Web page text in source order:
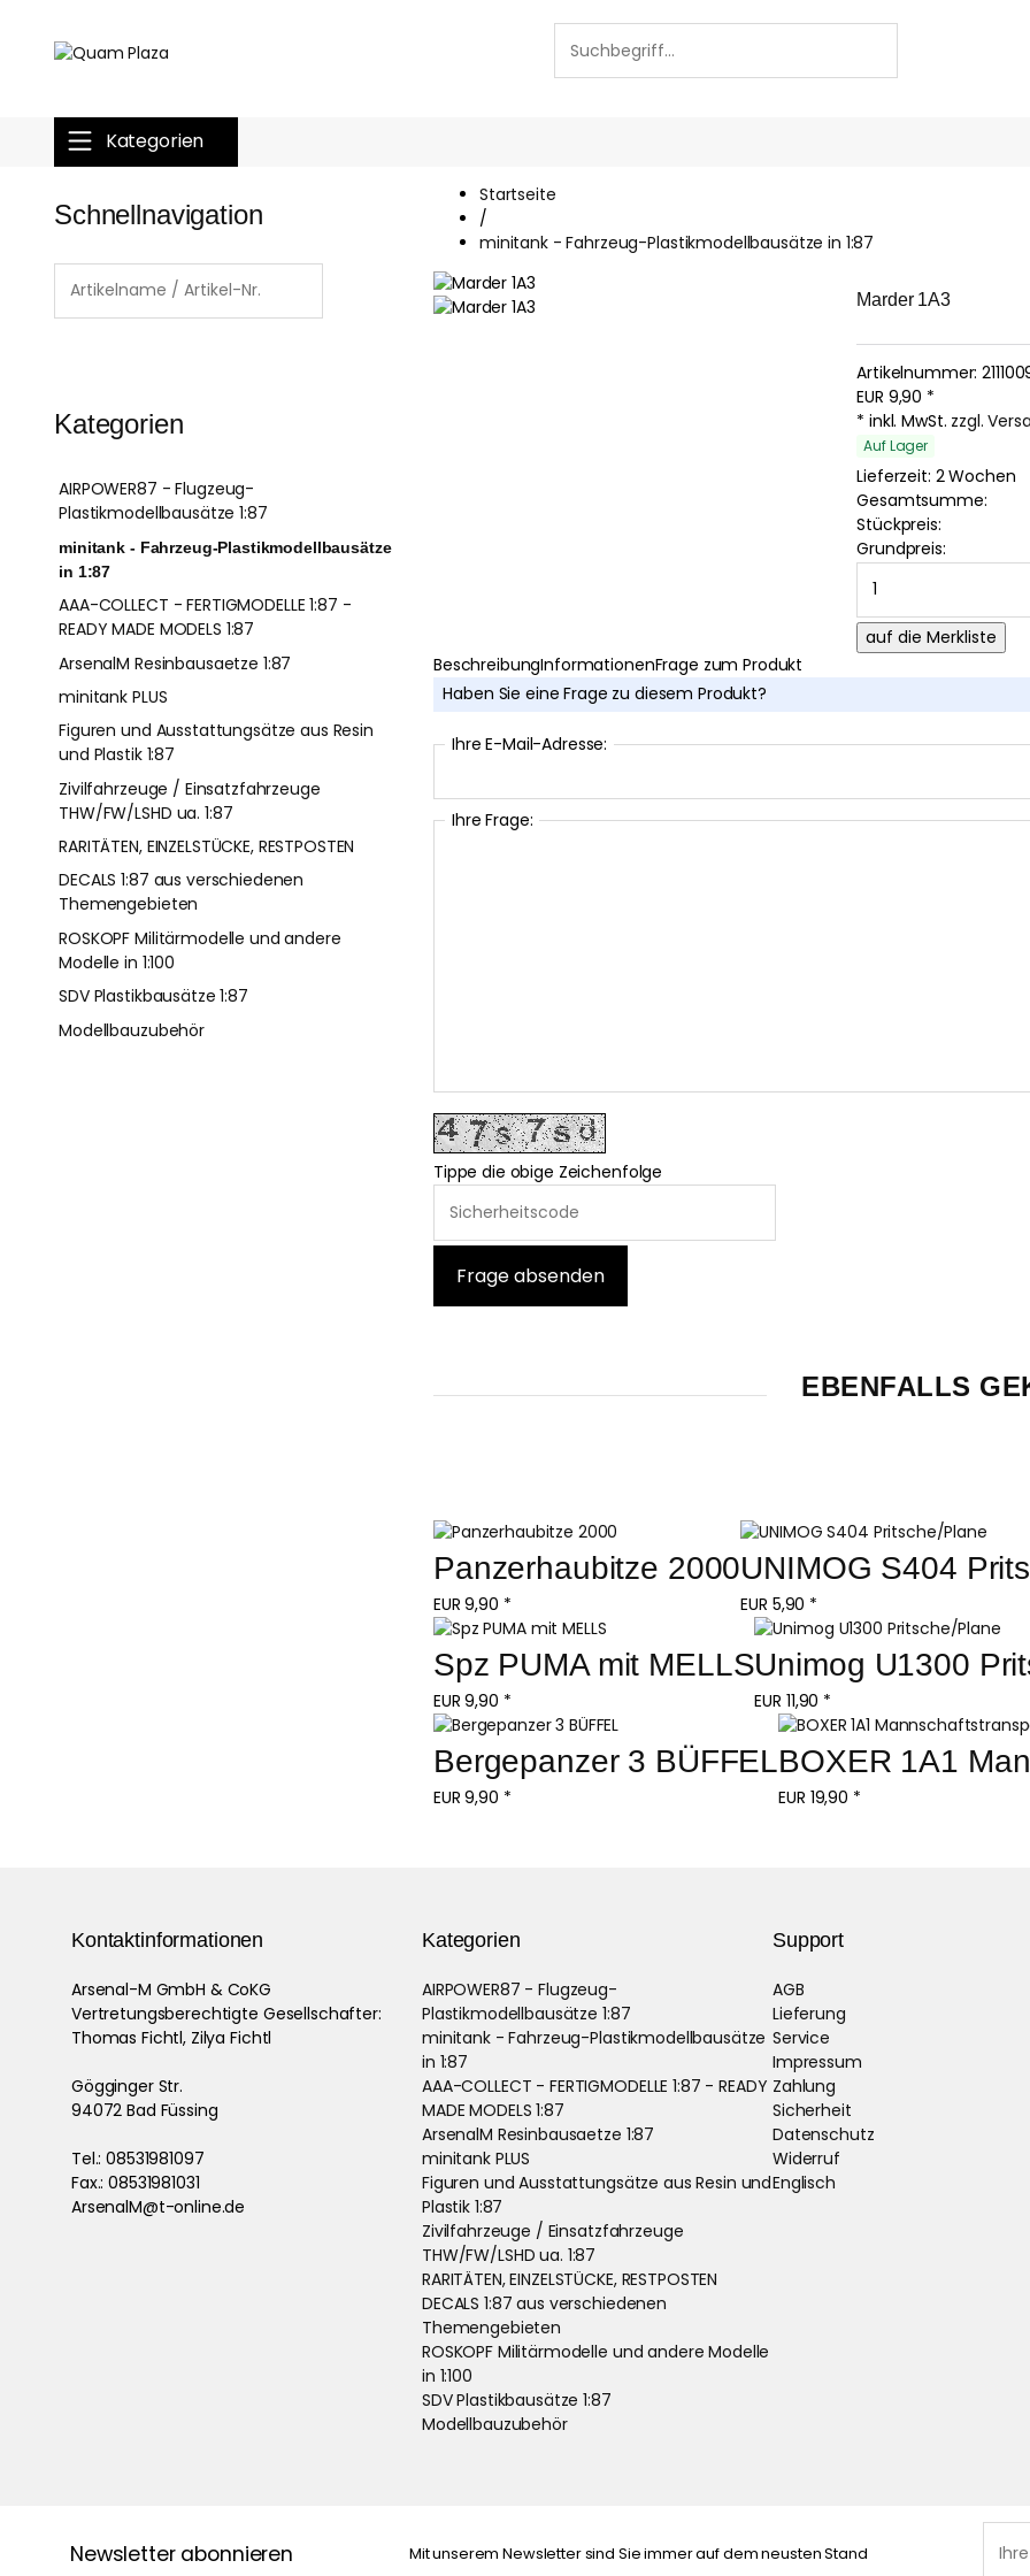
Kategorien
Startseite
/
minitank - Fahrzeug-Plastikmodellbausätze in 1:87
Marder 1A3
Artikelnummer:
EUR 9,90 *
* inkl. MwSt. zzgl.
Auf Lager
Lieferzeit: 2 Wochen
Gesamtsumme:
Stückpreis:
Grundpreis:
BeschreibungInformationenFrage zum Produkt
Haben Sie eine Frage zu diesem Produkt?
Ihre E-Mail-Adresse:
Ihre Frage:
Tippe die obige Zeichenfolge
EBENFALLS
Panzerhaubitze 2000
EUR 9,90 *
UNIMOG S404
EUR 5,90 *
Spz PUMA mit MELLS
EUR 9,90 *
Unimog U1300
EUR 11,90 *
Bergepanzer 3 BÜFFEL
EUR 9,90 *
BOXER 1A1
EUR 19,90 *
Schnellnavigation
Kategorien
AIRPOWER87 - Flugzeug-
Plastikmodellbausätze 1:87
minitank - Fahrzeug-Plastikmodellbausätze
in 1:87
AAA-COLLECT - FERTIGMODELLE 1:87 -
READY MADE MODELS 1:87
ArsenalM Resinbausaetze 1:87
minitank PLUS
Figuren und Ausstattungsätze aus Resin
und Plastik 1:87
Zivilfahrzeuge / Einsatzfahrzeuge
THW/FW/LSHD ua. 1:87
RARITÄTEN, EINZELSTÜCKE, RESTPOSTEN
DECALS 1:87 aus verschiedenen
Themengebieten
ROSKOPF Militärmodelle und andere
Modelle in 1:100
SDV Plastikbausätze 1:87
Modellbauzubehör
Kontaktinformationen
Arsenal-M GmbH & CoKG
Vertretungsberechtigte Gesellschafter:
Thomas Fichtl, Zilya Fichtl
Gögginger Str.
94072 Bad Füssing
Tel.: 08531981097
Fax.: 08531981031
ArsenalM@t-online.de
Kategorien
AIRPOWER87 - Flugzeug-
Plastikmodellbausätze 1:87
minitank - Fahrzeug-Plastikmodellbausätze
in 1:87
AAA-COLLECT - FERTIGMODELLE 1:87 - READY
MADE MODELS 1:87
ArsenalM Resinbausaetze 1:87
minitank PLUS
Figuren und Ausstattungsätze aus Resin und
Plastik 1:87
Zivilfahrzeuge / Einsatzfahrzeuge
THW/FW/LSHD ua. 1:87
RARITÄTEN, EINZELSTÜCKE, RESTPOSTEN
DECALS 1:87 aus verschiedenen
Themengebieten
ROSKOPF Militärmodelle und andere Modelle
in 1:100
SDV Plastikbausätze 1:87
Modellbauzubehör
Support
AGB
Lieferung
Service
Impressum
Zahlung
Sicherheit
Datenschutz
Widerruf
Englisch
Newsletter abonnieren Mit unserem Newsletter sind Sie immer auf dem neusten Stand